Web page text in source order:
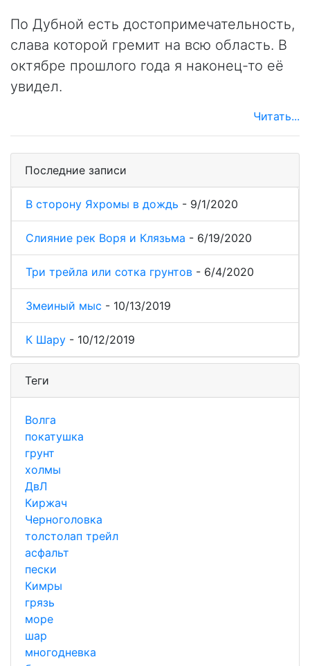
По Дубной есть достопримечательность,
слава которой гремит на всю область. В
октябре прошлого года я наконец-то её
увидел.
Читать...
Последние записи
В сторону Яхромы в дождь - 9/1/2020
Слияние рек Воря и Клязьма - 6/19/2020
Три трейла или сотка грунтов - 6/4/2020
Змеиный мыс - 10/13/2019
К Шару - 10/12/2019
Теги
Волга
покатушка
грунт
холмы
ДвЛ
Киржач
Черноголовка
толстолап трейл
асфальт
пески
Кимры
грязь
море
шар
многодневка